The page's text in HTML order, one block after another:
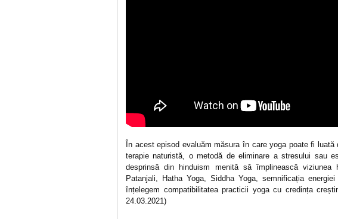
În acest episod evaluăm măsura în care yoga poate fi
terapie naturistă, o metodă de eliminare a stresului sau
desprinsă din hinduism menită să împlinească viziunea
Patanjali, Hatha Yoga, Siddha Yoga, semnificația
înțelegem compatibilitatea practicii yoga cu credința
24.03.2021)